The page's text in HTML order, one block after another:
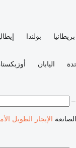
بريطانيا بولندا
اليابان
–
الإيجار الطويل